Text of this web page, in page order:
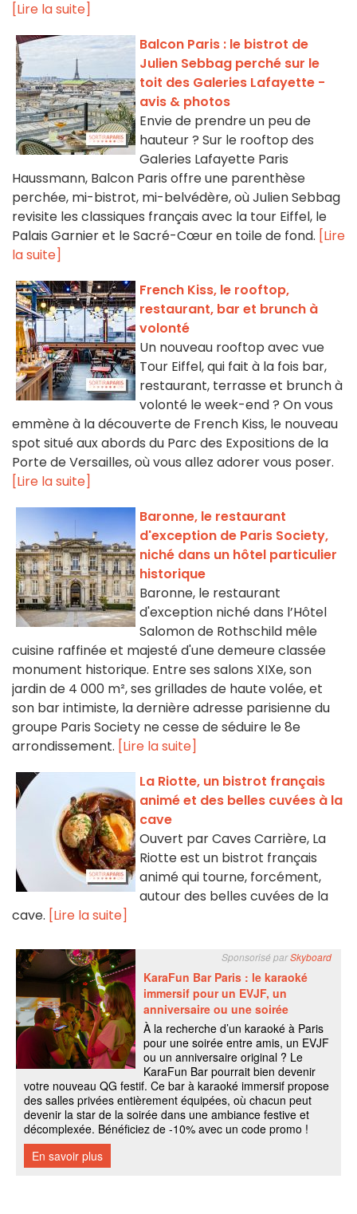
[Lire la suite]
Balcon Paris : le bistrot de
Julien Sebbag perché sur le
toit des Galeries Lafayette -
avis & photos
Envie de prendre un peu de
hauteur ? Sur le rooftop des
Galeries Lafayette Paris
Haussmann, Balcon Paris offre une parenthèse
perchée, mi-bistrot, mi-belvédère, où Julien Sebbag
revisite les classiques français avec la tour Eiffel, le
Palais Garnier et le Sacré-Cœur en toile de fond. [Lire
la suite]
French Kiss, le rooftop,
restaurant, bar et brunch à
volonté
Un nouveau rooftop avec vue
Tour Eiffel, qui fait à la fois bar,
restaurant, terrasse et brunch à
volonté le week-end ? On vous
emmène à la découverte de French Kiss, le nouveau
spot situé aux abords du Parc des Expositions de la
Porte de Versailles, où vous allez adorer vous poser.
[Lire la suite]
Baronne, le restaurant
d'exception de Paris Society,
niché dans un hôtel particulier
historique
Baronne, le restaurant
d'exception niché dans l’Hôtel
Salomon de Rothschild mêle
cuisine raffinée et majesté d'une demeure classée
monument historique. Entre ses salons XIXe, son
jardin de 4 000 m², ses grillades de haute volée, et
son bar intimiste, la dernière adresse parisienne du
groupe Paris Society ne cesse de séduire le 8e
arrondissement. [Lire la suite]
La Riotte, un bistrot français
animé et des belles cuvées à la
cave
Ouvert par Caves Carrière, La
Riotte est un bistrot français
animé qui tourne, forcément,
autour des belles cuvées de la
cave. [Lire la suite]